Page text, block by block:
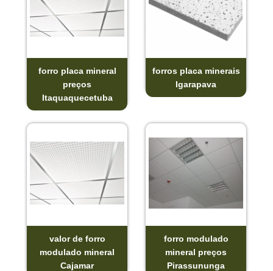
forro placa mineral
preços
Itaquaquecetuba
forros placa minerais
Igarapava
valor de forro
modulado mineral
Cajamar
forro modulado
mineral preços
Pirassununga